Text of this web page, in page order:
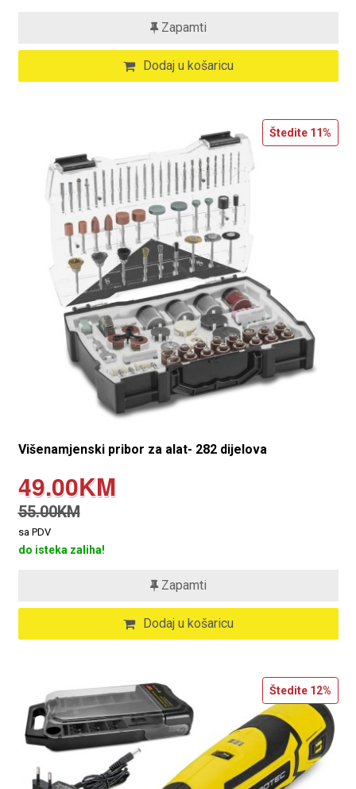
Zapamti
Dodaj u košaricu
Štedite 11%
Višenamjenski pribor za alat- 282 dijelova
49.00KM
55.00KM
sa PDV
do isteka zaliha!
Zapamti
Dodaj u košaricu
Štedite 12%